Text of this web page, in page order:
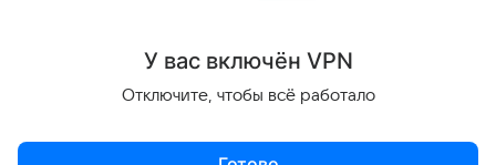
У вас включён VPN
Отключите, чтобы всё работало